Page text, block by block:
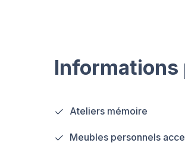
Ateliers mémoire
Meubles personnels